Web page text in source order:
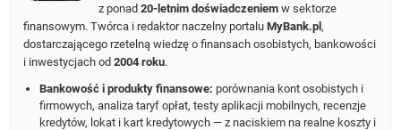
z ponad20-letnim doświadczeniem w sektorze
finansowym. Twórca i redaktor naczelny portaluMyBank.pl ,
dostarczającego rzetelną wiedzę o finansach osobistych, bankowości
i inwestycjach od2004 roku.
Bankowość i produkty finansowe: porównania kont osobistych i
firmowych, analiza taryf opłat, testy aplikacji mobilnych, recenzje
kredytów, lokat i kart kredytowych — z naciskiem na realne koszty i